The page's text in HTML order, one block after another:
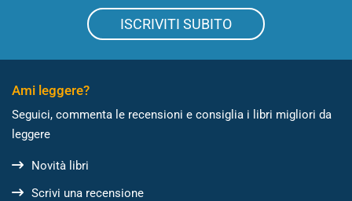
ISCRIVITI SUBITO
Ami leggere?
Seguici, commenta le recensioni e consiglia i libri migliori da
leggere
Novità libri
Scrivi una recensione